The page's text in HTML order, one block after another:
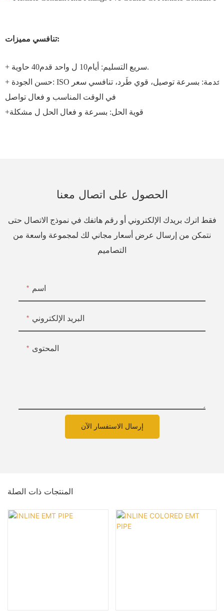
تنافسي مميزات:
+ سريع التسليم: أيام10 ل واحد قدم40 حاوية.
+قوية الحل: بسرعة و فعال الحل ل مشكلة
الحصول على اتصال معنا
فقط اترك بريدك الإلكتروني أو رقم هاتفك في نموذج الاتصال حتى
نتمكن من إرسال عرض أسعار مجاني لك لمجموعة واسعة من
التصاميم
اسم
البريد الإلكتروني
المحتوى
إرسال الاستفسار الآن
المنتجات ذات الصلة